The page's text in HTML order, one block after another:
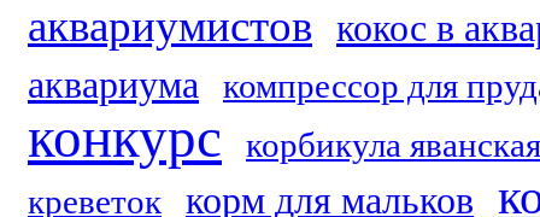
аквариумистов кокос в
аквариума
компрессор для
конкурс
корбикула яванская
креветок
корм для мальков